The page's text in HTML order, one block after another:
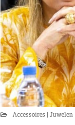
Accessoires Juwelen